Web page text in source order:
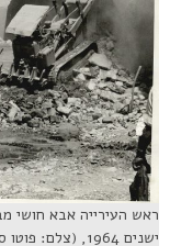
ראש העירייה אבא חושי
ישנים 1964, (צלם: פוטו סטודיו “דן”.)